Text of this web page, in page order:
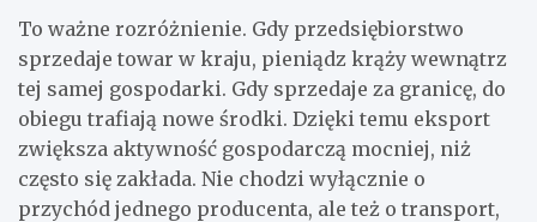
To ważne rozróżnienie. Gdy przedsiębiorstwo
sprzedaje towar w kraju, pieniądz krąży wewnątrz
tej samej gospodarki. Gdy sprzedaje za granicę, do
obiegu trafiają nowe środki. Dzięki temu eksport
zwiększa aktywność gospodarczą mocniej, niż
często się zakłada. Nie chodzi wyłącznie o
przychód jednego producenta, ale też o transport,